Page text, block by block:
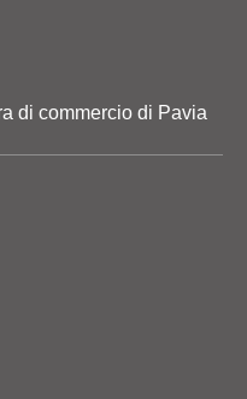
di commercio di Pavia